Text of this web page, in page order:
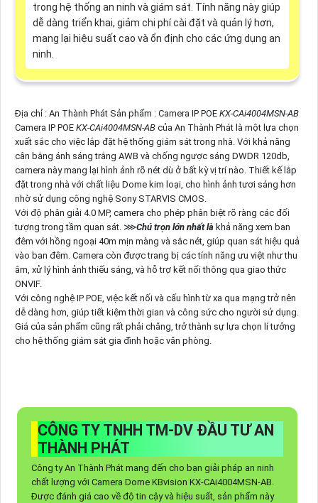
trong hệ thống an ninh và giám sát. Tính năng này giúp
dễ dàng triển khai, giảm chi phí cài đặt và quản lý hơn,
mang lại hiệu suất cao và ổn định cho các ứng dụng an
ninh.
Địa chỉ : An Thành Phát Sản phẩm : Camera IP POE KX-CAi4004MSN-AB
Camera IP POE KX-CAi4004MSN-ABcủa An Thành Phát là một lựa chọn
xuất sắc cho việc lắp đặt hệ thống giám sát trong nhà. Với khả năng
cân bằng ánh sáng trắng AWB và chống ngược sáng DWDR 120db,
camera này mang lại hình ảnh rõ nét dù ở bất kỳ vị trí nào. Thiết kế lắp
đặt trong nhà với chất liệu Dome kim loại, cho hình ảnh tươi sáng hơn
nhờ sử dụng công nghệ Sony STARVIS CMOS.
Với độ phân giải 4.0 MP, camera cho phép phân biệt rõ ràng các đối
tượng trong tầm quan sát. ⋙Chú trọn lớn nhất là khả năng xem ban
đêm với hồng ngoại 40m mịn màng và sắc nét, giúp quan sát hiệu quả
vào ban đêm. Camera còn được trang bị các tính năng ưu việt như thu
âm, xử lý hình ảnh thiếu sáng, và hỗ trợ kết nối thông qua giao thức
ONVIF.
Với công nghệ IP POE, việc kết nối và cấu hình từ xa qua mạng trở nên
dễ dàng hơn, giúp tiết kiệm thời gian và công sức cho người sử dụng.
Giá của sản phẩm cũng rất phải chăng, trở thành sự lựa chọn lí tưởng
cho hệ thống giám sát gia đình hoặc văn phòng.
CÔNG TY TNHH TM-DV ĐẦU TƯ AN
THÀNH PHÁT
Công ty An Thành Phát mang đến cho bạn giải pháp an ninh
chất lượng với Camera Dome KBvision KX-CAi4004MSN-AB.
Được đánh giá cao về độ tin cậy và hiệu suất, sản phẩm này